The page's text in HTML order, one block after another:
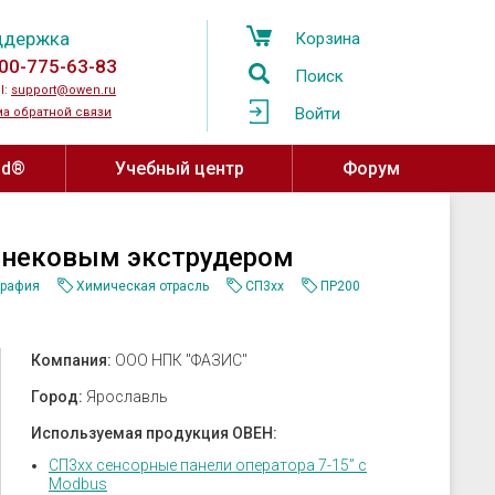
775-63-83
support@owen.ru
обратной связи
Корзина
Поиск
Войти
и
давления
датчики
устройства связи
OwenCloud
SCADA системы
Конфигураторы
Драйверы и библиотеки ОВЕН
Учебный центр
Региональные учебные центры
Форум
экструдером
Химическая отрасль СП3хх
ПР200
Компания: ООО НПК "ФАЗИС"
Город: Ярославль
Используемая продукция ОВЕН:
СП3хх сенсорные панели оператора 7-15” с
Modbus